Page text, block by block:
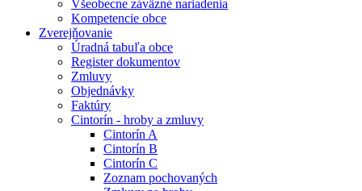
Všeobecne záväzné nariadenia
Kompetencie obce
Zverejňovanie
Úradná tabuľa obce
Register dokumentov
Zmluvy
Objednávky
Faktúry
Cintorín - hroby a zmluvy
Cintorín A
Cintorín B
Cintorín C
Zoznam pochovaných